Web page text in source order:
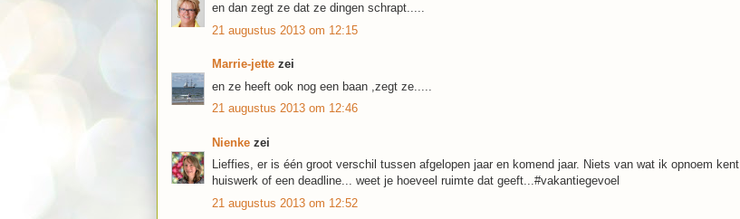
en dan zegt ze dat ze dingen schrapt.....
21 augustus 2013 om 12:15
Marrie-jette zei
en ze heeft ook nog een baan ,zegt ze.....
21 augustus 2013 om 12:46
Nienke zei
Lieffies, er is één groot verschil tussen afgelopen jaar en komend jaar. Niets van wat ik opnoem kent
huiswerk of een deadline... weet je hoeveel ruimte dat geeft...#vakantiegevoel
21 augustus 2013 om 12:52